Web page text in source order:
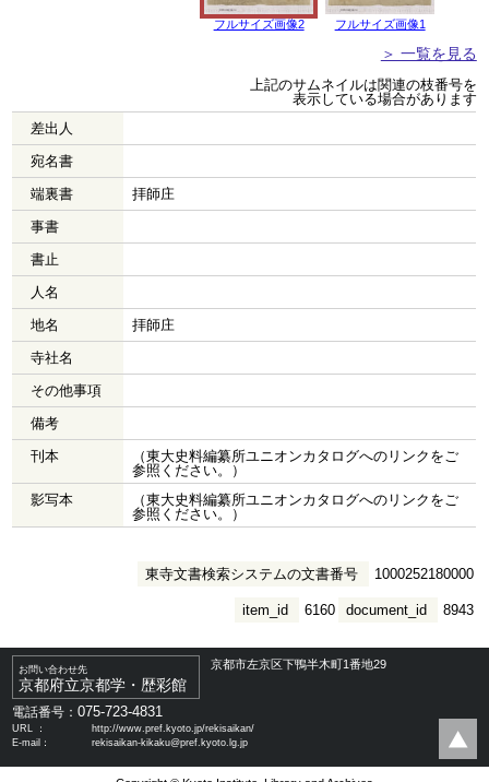
フルサイズ画像2 フルサイズ画像1
＞ 一覧を見る
上記のサムネイルは関連の枝番号を
表示している場合があります
差出人
宛名書
端裏書
拝師庄
事書
書止
人名
地名
拝師庄
寺社名
その他事項
備考
刊本
（東大史料編纂所ユニオンカタログへのリンクをご
参照ください。）
影写本
（東大史料編纂所ユニオンカタログへのリンクをご
参照ください。）
東寺文書検索システムの文書番号 1000252180000
document_id 8943
item_id 6160
お問い合わせ先
京都府立京都学・歴彩館
京都市左京区下鴨半木町1番地29
電話番号：075-723-4831
URL ：
http://www.pref.kyoto.jp/rekisaikan/
E-mail：
rekisaikan-kikaku@pref.kyoto.lg.jp